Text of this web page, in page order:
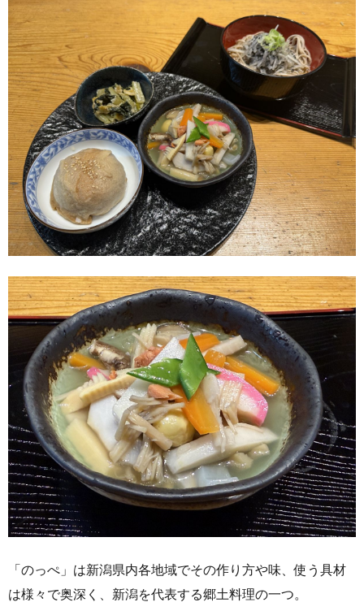
「のっぺ」は新潟県内各地域でその作り方や味、使う具材
は様々で奥深く、新潟を代表する郷土料理の一つ。